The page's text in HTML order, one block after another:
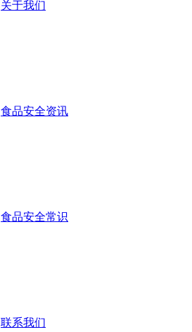
关于我们
食品安全资讯
食品安全常识
联系我们